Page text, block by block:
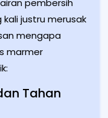
kali justru merusak
mengapa
marmer
Tahan